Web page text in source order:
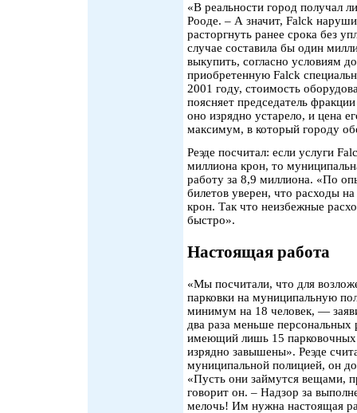
«В реальности город получал
Рооде. – А значит, Falck
расторгнуть ранее срока без
случае составила бы один
выкупить, согласно условиям
приобретенную Falck
2001 году, стоимость
поясняет председатель
оно изрядно устарело, и цена
максимум, в который городу
Реэде посчитал: если услуги
миллиона крон, то
работу за 8,9 миллиона. «По
билетов уверен, что расходы
крон. Так что неизбежные
быстро».
Настоящая работа
«Мы посчитали, что для
парковки на муниципальную
минимум на 18 человек, —
два раза меньше персональных
имеющий лишь 15 парковочных
изрядно завышены». Реэде
муниципальной полицией, он
«Пусть они займутся вещами,
говорит он. – Надзор за
мелочь! Им нужна настоящая